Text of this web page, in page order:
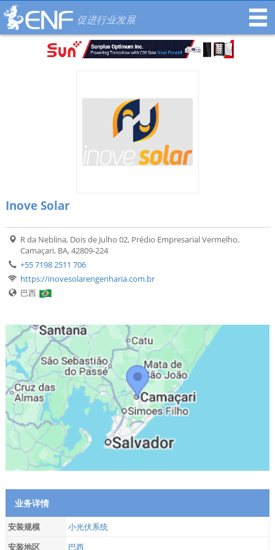
促进行业发展
Inove Solar
R da Neblina, Dois de Julho 02, Prédio Empresarial Vermelho,
Camaçari, BA, 42809-224
+55 7198 2511 706
https://inovesolarengenharia.com.br
巴西
业务详情
安装规模
小光伏系统
安装地区
巴西